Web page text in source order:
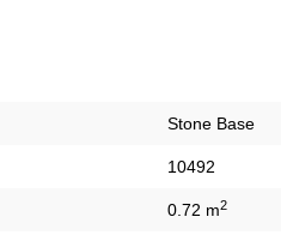
Stone Base
10492
0.72 m2